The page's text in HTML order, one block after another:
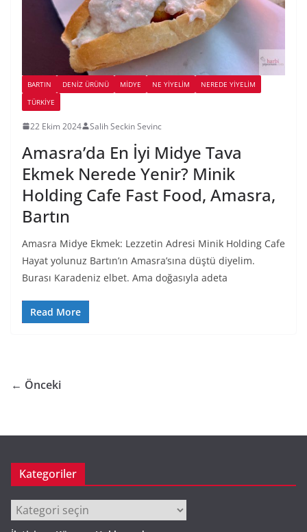
BARTIN DENIZ ÜRÜNÜ MIDYE NE YİYELİM
NEREDE YİYELİM
TÜRKIYE
22 Ekim 2024 Salih Seckin Sevinc
Amasra’da En İyi Midye Tava
Ekmek Nerede Yenir? Minik
Holding Cafe Fast Food, Amasra,
Bartın
Amasra Midye Ekmek: Lezzetin Adresi Minik Holding Cafe
Hayat yolunuz Bartın’ın Amasra’sına düştü diyelim.
Burası Karadeniz elbet. Ama doğasıyla adeta
Read More
← Önceki
Kategoriler
Kategoriler